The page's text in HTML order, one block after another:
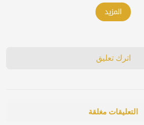
المزيد
اترك تعليق
التعليقات مغلقة